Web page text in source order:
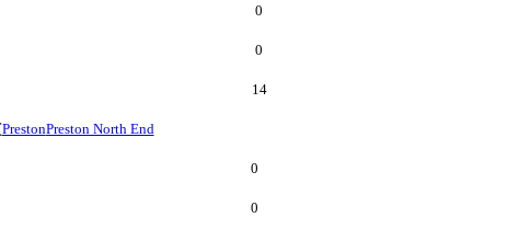
0
0
14
PrestonPreston North End
0
0